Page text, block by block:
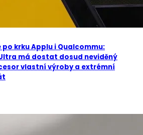
po krku Applu i Qualcommu:
má dostat dosud neviděný
vlastní výroby a extrémní